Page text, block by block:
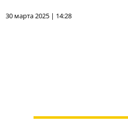
30 марта 2025 | 14:28